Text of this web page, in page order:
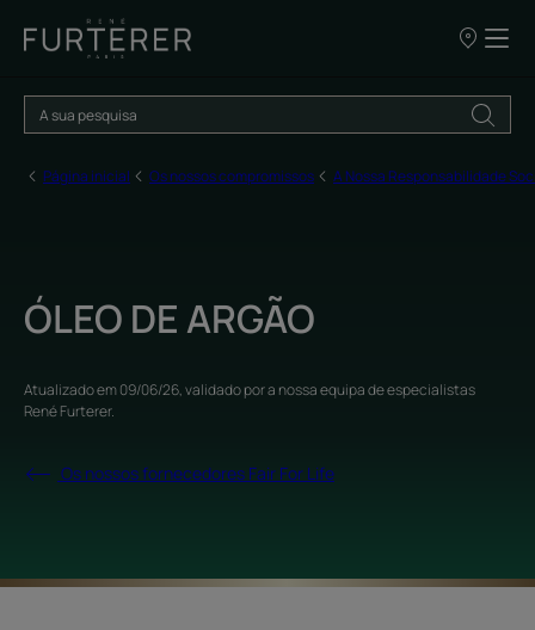
OS
DE
VENDA
Página inicial Os nossos compromissos A Nossa Responsabilidade
ÓLEO DE ARGÃO
Atualizado em09/06/26, validado pora nossa equipa de especialistas
René Furterer.
Os nossos fornecedores Fair For Life